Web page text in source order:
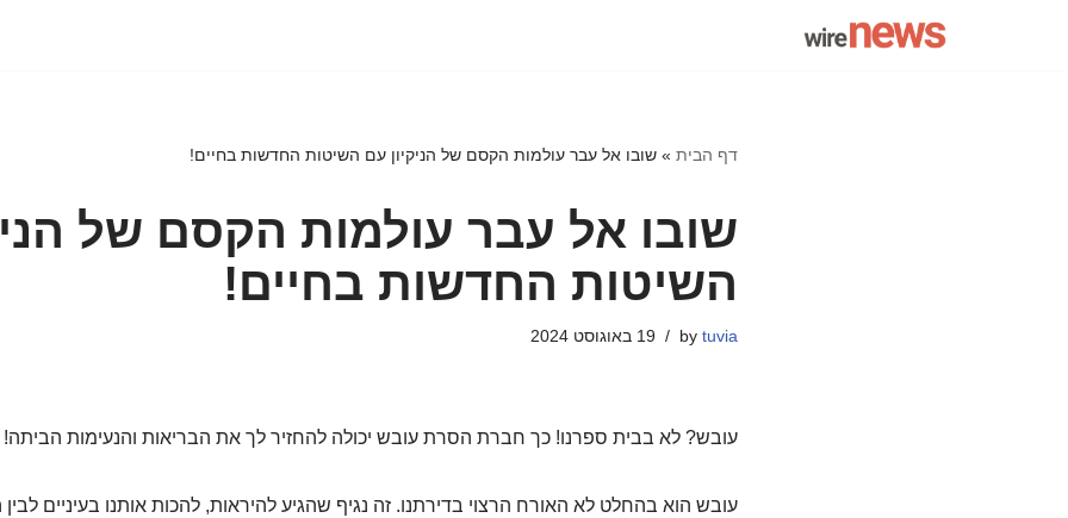
דף הבית »שובו אל עבר עולמות הקסם של הניקיון עם השיטות החדשות בחיים!
שובו אל עבר עולמות הקסם של
השיטות החדשות בחיים!
by tuvia 19 באוגוסט 2024
עובש? לא בבית ספרנו! כך חברת הסרת עובש יכולה להחזיר לך את הבריאות והנעימות הביתה!
עובש הוא בהחלט לא האורח הרצוי בדירתנו. זה נגיף שהגיע להיראות, להכות אותנו בעיניים